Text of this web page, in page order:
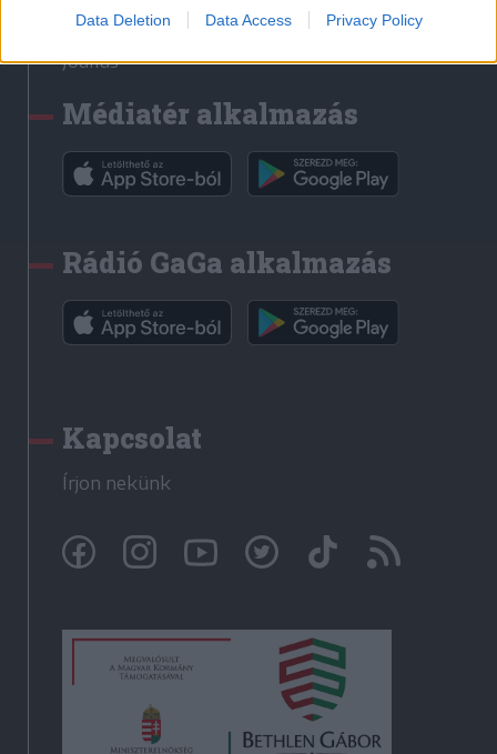
Data Deletion Data Access Privacy Policy
Rádió GaGa
Jóállás
Médiatér alkalmazás
Rádió GaGa alkalmazás
Kapcsolat
Írjon nekünk